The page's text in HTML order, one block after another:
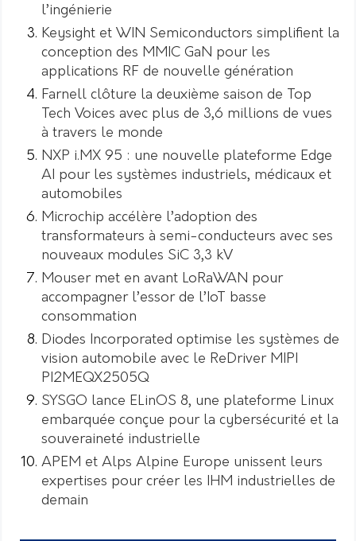
l’ingénierie
Keysight et WIN Semiconductors simplifient la
conception des MMIC GaN pour les
applications RF de nouvelle génération
Farnell clôture la deuxième saison de Top
Tech Voices avec plus de 3,6 millions de vues
à travers le monde
NXP i.MX 95 : une nouvelle plateforme Edge
AI pour les systèmes industriels, médicaux et
automobiles
Microchip accélère l’adoption des
transformateurs à semi-conducteurs avec ses
nouveaux modules SiC 3,3 kV
Mouser met en avant LoRaWAN pour
accompagner l’essor de l’IoT basse
consommation
Diodes Incorporated optimise les systèmes de
vision automobile avec le ReDriver MIPI
PI2MEQX2505Q
SYSGO lance ELinOS 8, une plateforme Linux
embarquée conçue pour la cybersécurité et la
souveraineté industrielle
APEM et Alps Alpine Europe unissent leurs
expertises pour créer les IHM industrielles de
demain